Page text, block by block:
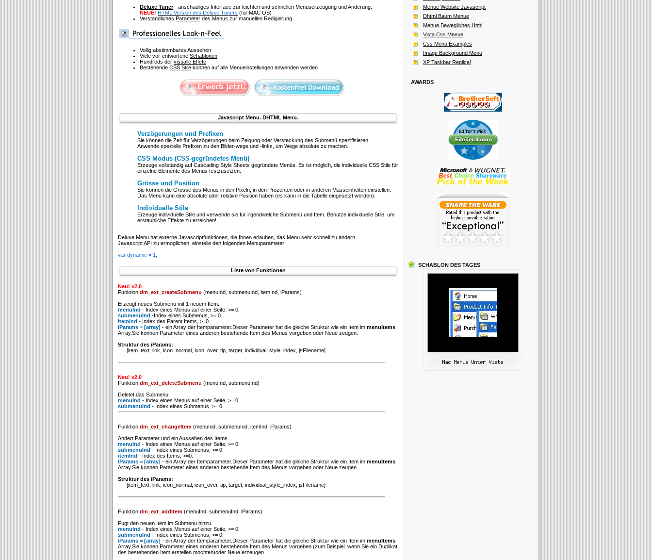
Deluxe Tuner- anschauliges Interface zur leichten und schnellen Menuserzeugung und Anderung.
NEUE! HTML Version des Deluxe Tuners (for MAC OS)
Verstandliches Parameter des Menus zur manuellen Redigierung
Vollig abstimmbares Aussehen
Viele vor-entworfene Schablonen
Hundreds der visualle Effete
Bestehende CSS Stile konnen auf alle Menueinstellungen anwenden werden
Javascript Menu. DHTML Menu.
Verzögerungen und Prefixen
Sie können die Zeit für Verzögerungen beim Zeigung oder Versteckung des Submenü spezifisieren.
Anwende spezielle Prefixen zu den Bilder-wege und -links, um Wege absolute zu machen.
CSS Modus (CSS-gegründetes Menü)
Erzeuge vollständig auf Cascading Style Sheets gegründete Menüs. Es ist möglich, die individuelle CSS Stile für
einzelne Elemente des Menüs festzusetzen.
Grösse und Position
Sie können die Grösse des Menüs in den Pixeln, in den Prozenten oder in anderen Masseinheiten einstellen.
Das Menu kann eine absolute oder relative Position haben (es kann in die Tabelle eingesetzt werden).
Individuelle Stile
Erzeuge individuelle Stile und verwende sie für irgendwelche Submenü und Item. Benutze individuelle Stile, um
erstaunliche Effekte zu erreichen!
Deluxe Menu hat externe Javascriptfunktionen, die Ihnen erlauben, das Menu sehr schnell zu andern.
Javascript API zu ermoglichen, einstelle den folgenden Menuparameter:
var dynamic = 1;
Liste von Funktionen
Neu! v2.0
Funktion dm_ext_createSubmenu (menuInd, submenuInd, itemInd, iParams)
Erzeugt neues Submenu mit 1 neuem Item.
menuInd - Index eines Menus auf einer Seite, >= 0.
submenuInd -Index eines Submenus, >= 0.
itemInd - Index des Parent Items, >=0.
iParams = [array] - ein Array der Itemparameter.Dieser Parameter hat die gleiche Struktur wie ein Item im menuItems
Array.Sie konnen Parameter eines anderen bestehende Item des Menus vorgeben oder Neue zeugen.
Struktur des iParams:
[item_text, link, icon_normal, icon_over, tip, target, individual_style_index, jsFilename]
Neu! v2.0
Funktion dm_ext_deleteSubmenu (menuInd, submenuInd)
Deletet das Submenu.
menuInd - Index eines Menus auf einer Seite, >= 0.
submenuInd - Index eines Submenus, >= 0.
Funktion dm_ext_changeItem (menuInd, submenuInd, itemInd, iParams)
Andert Parameter und ein Aussehen des Items.
menuInd - Index eines Menus auf einer Seite, >= 0.
submenuInd - Index eines Submenus, >= 0.
itemInd - Index des Items, >=0.
iParams = [array] - ein Array der Itemparameter.Dieser Parameter hat die gleiche Struktur wie ein Item im menuItems
Array.Sie konnen Parameter eines anderen bestehende Item des Menus vorgeben oder Neue zeugen.
Struktur des iParams:
[item_text, link, icon_normal, icon_over, tip, target, individual_style_index, jsFilename]
Funktion dm_ext_addItem (menuInd, submenuInd, iParams)
Fugt den neuen Item im Submenu hinzu.
menuInd - Index eines Menus auf einer Seite, >= 0.
submenuInd - Index eines Submenus, >= 0.
iParams = [array] - ein Array der Itemparameter.Dieser Parameter hat die gleiche Struktur wie ein Item im menuItems
Array.Sie konnen Parameter eines anderen bestehende Item des Menus vorgeben (zum Beispiel, wenn Sie ein Duplikat
des bestehenden Item erstellen mochten)oder Neue erzeugen.
Menue Website Javascript
Dhtml Baum Menue
Menue Bewegliches Html
Vista Css Menue
Css Menu Examples
Image Background Menu
XP Taskbar Replica!
AWARDS
SCHABLON DES TAGES